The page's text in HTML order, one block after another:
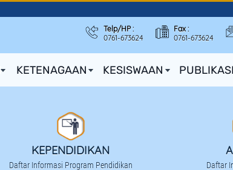
Telp/HP :
0761-673624
Fax :
0761-673624
KETENAGAAN KESISWAAN PUBLIKASI
KEPENDIDIKAN
Daftar Informasi Program Pendidikan Daftar